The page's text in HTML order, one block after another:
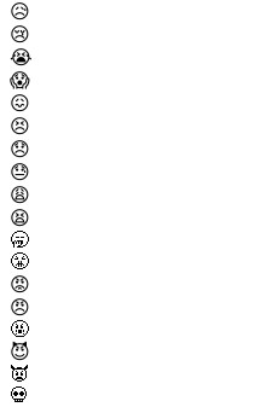
😥
😢
😭
😱
😖
😣
😞
😓
😩
😫
🥱
😤
😡
😠
🤬
😈
👿
💀